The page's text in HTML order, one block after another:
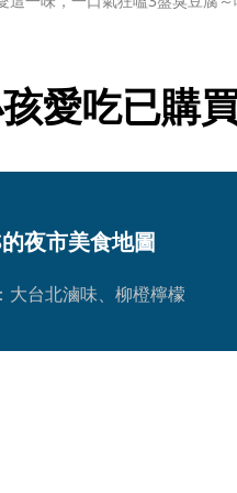
愛吃已購
夜市美食地圖
大台北滷味、柳橙檸檬